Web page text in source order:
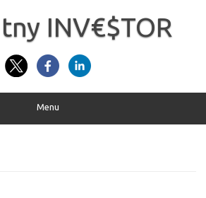
INV€$TOR
Menu